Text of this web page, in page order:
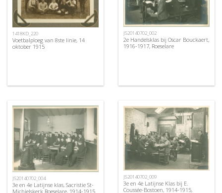
1418KD_220
Voetbalploeg van 8ste linie, 14
oktober 1915
JS20140702_002
2e Handelsklas bij Oscar Bouckaert,
1916-1917, Roeselare
JS20140702_004
3e en 4e Latijnse klas, Sacristie St-
Michielskerk Roeselare, 1914-1915
JS20140702_009
3e en 4e Latijnse Klas bij E.
Coussée-Bostoen, 1914-1915,